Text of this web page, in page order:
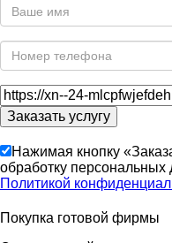
Нажимая кнопку
обработку персональных
Политикой
Покупка готовой фирмы